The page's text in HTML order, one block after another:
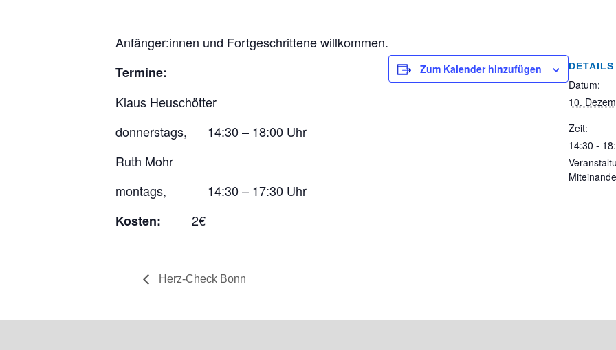
Anfänger:innen und Fortgeschrittene willkommen.
Termine:
Klaus Heuschötter
donnerstags, 14:30 – 18:00 Uhr
Ruth Mohr
montags, 14:30 – 17:30 Uhr
Kosten: 2€
Zum Kalender hinzufügen DETAILS
Datum:
10.
Zeit:
14:30 -
Herz-Check Bonn